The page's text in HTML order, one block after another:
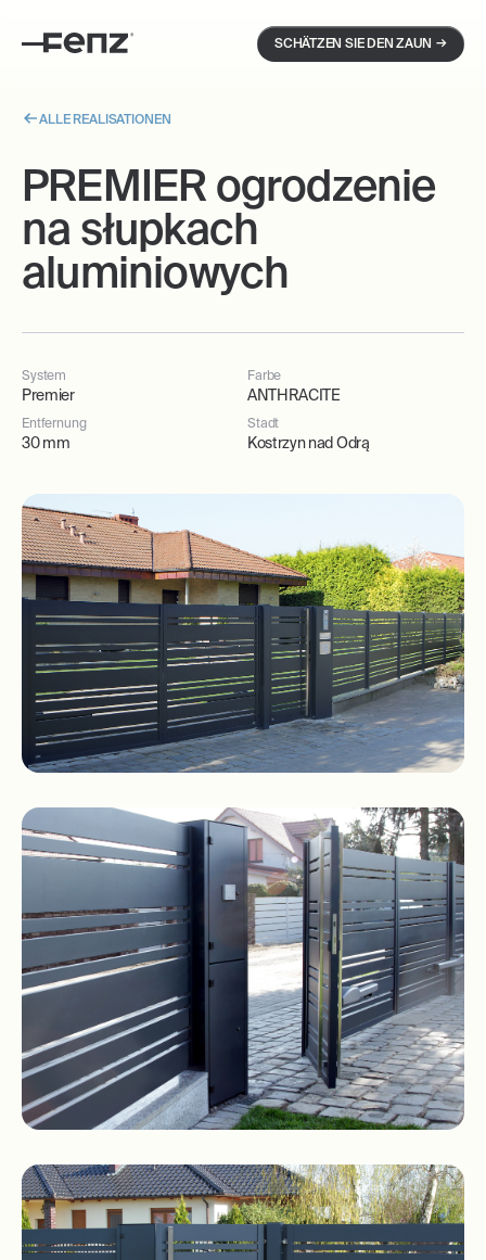
SCHÄTZEN SIE DEN ZAUN →
ALLE REALISATIONEN
PREMIER ogrodzenie
na słupkach
aluminiowych
System
Premier
Farbe
ANTHRACITE
Entfernung
30 mm
Stadt
Kostrzyn nad Odrą